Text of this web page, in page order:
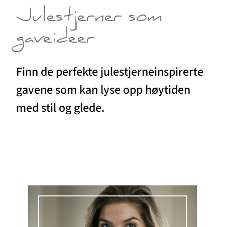
Julestjerner som
gaveideer
Finn de perfekte julestjerneinspirerte
gavene som kan lyse opp høytiden
med stil og glede.